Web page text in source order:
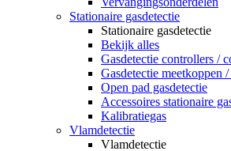
Stationaire gasdetectie
Stationaire gasdetectie
Bekijk alles
Gasdetectie controllers /
Gasdetectie meetkoppen
Open pad gasdetectie
Accessoires stationaire
Kalibratiegas
Vlamdetectie
Vlamdetectie